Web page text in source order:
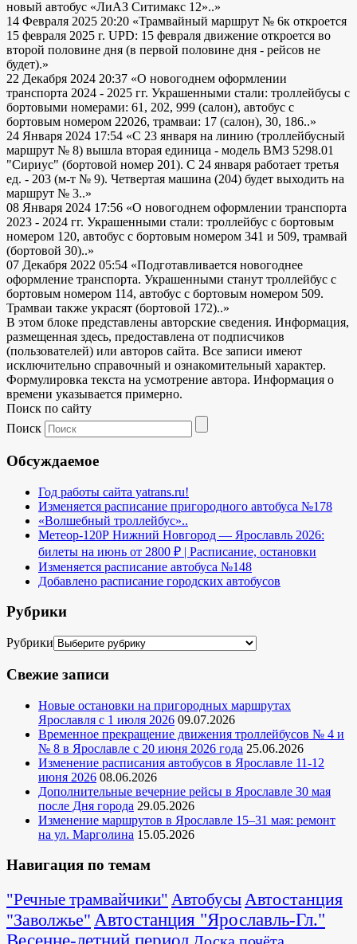
новый автобус «ЛиАЗ Ситимакс 12»..»
14 Февраля 2025 20:20 «Трамвайный маршрут № 6к откроется
15 февраля 2025 г. UPD: 15 февраля движение откроется во
второй половине дня (в первой половине дня - рейсов не
будет).»
22 Декабря 2024 20:37 «О новогоднем оформлении
транспорта 2024 - 2025 гг. Украшенными стали: троллейбусы с
бортовыми номерами: 61, 202, 999 (салон), автобус с
бортовым номером 22026, трамваи: 17 (салон), 30, 186..»
24 Января 2024 17:54 «С 23 января на линию (троллейбусный
маршрут № 8) вышла вторая единица - модель ВМЗ 5298.01
"Сириус" (бортовой номер 201). С 24 января работает третья
ед. - 203 (м-т № 9). Четвертая машина (204) будет выходить на
маршрут № 3..»
08 Января 2024 17:56 «О новогоднем оформлении транспорта
2023 - 2024 гг. Украшенными стали: троллейбус с бортовым
номером 120, автобус с бортовым номером 341 и 509, трамвай
(бортовой 30)..»
07 Декабря 2022 05:54 «Подготавливается новогоднее
оформление транспорта. Украшенными станут троллейбус с
бортовым номером 114, автобус с бортовым номером 509.
Трамваи также украсят (бортовой 172)..»
В этом блоке представлены авторские сведения. Информация,
размещенная здесь, предоставлена от подписчиков
(пользователей) или авторов сайта. Все записи имеют
исключительно справочный и ознакомительный характер.
Формулировка текста на усмотрение автора. Информация о
времени указывается примерно.
Поиск по сайту
Поиск
Обсуждаемое
Год работы сайта yatrans.ru!
Изменяется расписание пригородного автобуса №178
«Волшебный троллейбус»..
Метеор-120Р Нижний Новгород — Ярославль 2026:
билеты на июнь от 2800 ₽ | Расписание, остановки
Изменяется расписание автобуса №148
Добавлено расписание городских автобусов
Рубрики
Рубрики
Свежие записи
Новые остановки на пригородных маршрутах
Ярославля с 1 июля 2026 09.07.2026
Временное прекращение движения троллейбусов № 4 и
№ 8 в Ярославле с 20 июня 2026 года 25.06.2026
Изменение расписания автобусов в Ярославле 11-12
июня 2026 08.06.2026
Дополнительные вечерние рейсы в Ярославле 30 мая
после Дня города 29.05.2026
Изменение маршрутов в Ярославле 15–31 мая: ремонт
на ул. Марголина 15.05.2026
Навигация по темам
"Речные трамвайчики" АвтобусыАвтостанция
"Заволжье" Автостанция "Ярославль-Гл."